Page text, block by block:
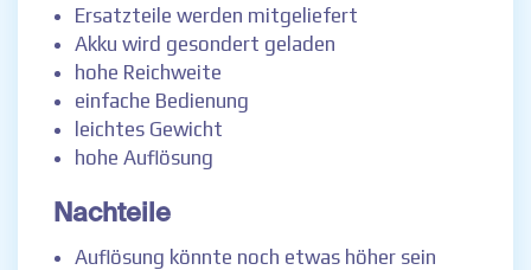
Ersatzteile werden mitgeliefert
Akku wird gesondert geladen
hohe Reichweite
einfache Bedienung
leichtes Gewicht
hohe Auflösung
Nachteile
Auflösung könnte noch etwas höher sein